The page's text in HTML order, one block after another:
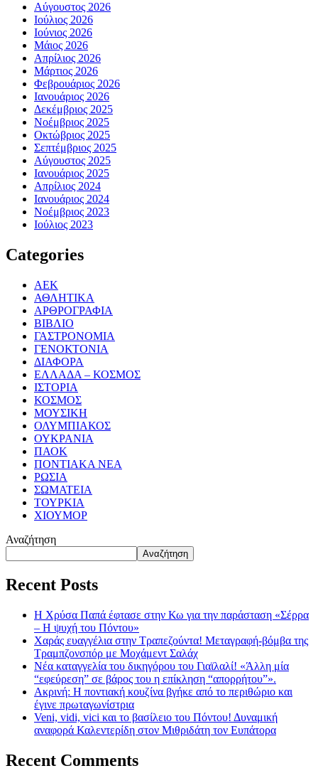
Αύγουστος 2026
Ιούλιος 2026
Ιούνιος 2026
Μάιος 2026
Απρίλιος 2026
Μάρτιος 2026
Φεβρουάριος 2026
Ιανουάριος 2026
Δεκέμβριος 2025
Νοέμβριος 2025
Οκτώβριος 2025
Σεπτέμβριος 2025
Αύγουστος 2025
Ιανουάριος 2025
Απρίλιος 2024
Ιανουάριος 2024
Νοέμβριος 2023
Ιούλιος 2023
Categories
ΑΕΚ
ΑΘΛΗΤΙΚΑ
ΑΡΘΡΟΓΡΑΦΙΑ
ΒΙΒΛΙΟ
ΓΑΣΤΡΟΝΟΜΙΑ
ΓΕΝΟΚΤΟΝΙΑ
ΔΙΑΦΟΡΑ
ΕΛΛΑΔΑ – ΚΟΣΜΟΣ
ΙΣΤΟΡΙΑ
ΚΟΣΜΟΣ
ΜΟΥΣΙΚΗ
ΟΛΥΜΠΙΑΚΟΣ
ΟΥΚΡΑΝΙΑ
ΠΑΟΚ
ΠΟΝΤΙΑΚΑ ΝΕΑ
ΡΩΣΙΑ
ΣΩΜΑΤΕΙΑ
ΤΟΥΡΚΙΑ
ΧΙΟΥΜΟΡ
Αναζήτηση
Αναζήτηση
Recent Posts
Η Χρύσα Παπά έφτασε στην Κω για την παράσταση «Σέρρα
– Η ψυχή του Πόντου»
Χαράς ευαγγέλια στην Τραπεζούντα! Μεταγραφή-βόμβα της
Τραμπζονσπόρ με Μοχάμεντ Σαλάχ
Νέα καταγγελία του δικηγόρου του Γιαϊλαλί! «Άλλη μία
“εφεύρεση” σε βάρος του η επίκληση “απορρήτου”».
Ακρινή: Η ποντιακή κουζίνα βγήκε από το περιθώριο και
έγινε πρωταγωνίστρια
Veni, vidi, vici και το βασίλειο του Πόντου! Δυναμική
αναφορά Καλεντερίδη στον Μιθριδάτη τον Ευπάτορα
Recent Comments